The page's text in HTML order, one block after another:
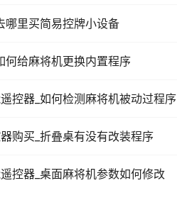
哪里买简易控牌小设备
何给麻将机更换内置程序
控器_如何检测麻将机被动过程序
购买_折叠桌有没有改装程序
控器_桌面麻将机参数如何修改